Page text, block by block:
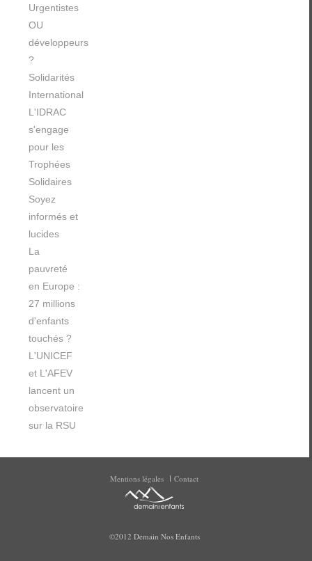
Urgentistes
OU
développeurs
?
Solidarités
International
L'IDRAC
s'engage
pour les
Trophées
Solidaires
Soyez
informés et
lucides
La
pauvreté
en Europe :
27 millions
d'enfants
touchés ?
L'UNICEF
et L'AFEV
lancent un
observatoire
sur la RSU
Mentions légales Contact
©2012 Demain Nos Enfants